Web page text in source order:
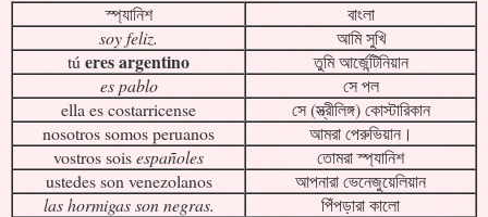
স্প্যানিশ
বাংলা
soy feliz.
আমি সুখি
tú eres argentino
তুমি আর্জেন্টিনিয়ান
es pablo
সে পল
ella es costarricense
সে (স্ত্রীলিঙ্গ) কোস্টারিকান
nosotros somos peruanos
আমরা পেরুভিয়ান।
vostros soisespañoles
তোমরা স্প্যানিশ
ustedes son venezolanos
আপনারা ভেনেজুয়েলিয়ান
las hormigas son negras.
পিঁপড়ারা কালো